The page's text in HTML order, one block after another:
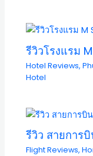
รีวิวโรงแรม
Hotel Reviews,
Hotel
รีวิว สายการ
Flight Reviews,